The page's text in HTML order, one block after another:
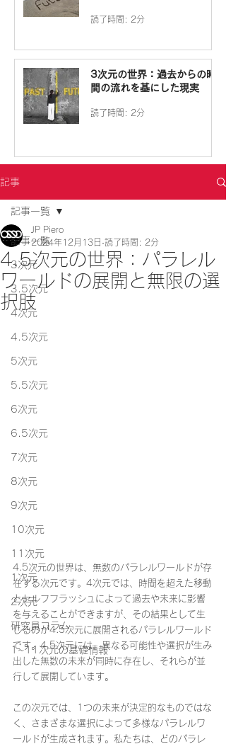
読了時間: 2分
3次元の世界：過去からの時
間の流れを基にした現実
読了時間: 2分
記事
記事一覧
3次元
3.5次元
4次元
4.5次元
5次元
5.5次元
6次元
6.5次元
7次元
8次元
9次元
10次元
11次元
1次元
2次元
研究員コラム
1~11次元の基礎情報
記事一覧
4.5次元の世界：パラレル
ワールドの展開と無限の選
択肢
JP Piero
2024年12月13日 読了時間: 2分
4.5次元の世界は、無数のパラレルワールドが存
在する次元です。4次元では、時間を超えた移動
とセルフフラッシュによって過去や未来に影響
を与えることができますが、その結果として生
じるのが4.5次元に展開されるパラレルワールド
です。4.5次元には、異なる可能性や選択が生み
出した無数の未来が同時に存在し、それらが並
行して展開しています。
この次元では、1つの未来が決定的なものではな
く、さまざまな選択によって多様なパラレルワ
ールドが生成されます。私たちは、どのパラレ